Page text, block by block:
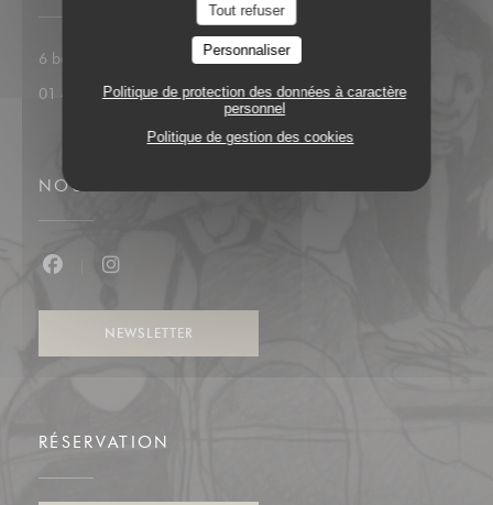
Tout refuser
Personnaliser
Politique de protection des données à caractère
personnel
Politique de gestion des cookies
6 boulevard du Général Leclerc 92200 Neuilly
01 47 45 24 57
NOUS SUIVRE
NEWSLETTER
RÉSERVATION